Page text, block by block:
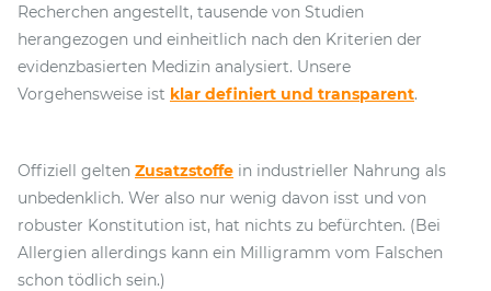
Recherchen angestellt, tausende von Studien
herangezogen und einheitlich nach den Kriterien der
evidenzbasierten Medizin analysiert. Unsere
Vorgehensweise ist klar definiert und transparent.
Offiziell gelten Zusatzstoffe in industrieller Nahrung als
unbedenklich. Wer also nur wenig davon isst und von
robuster Konstitution ist, hat nichts zu befürchten. (Bei
Allergien allerdings kann ein Milligramm vom Falschen
schon tödlich sein.)